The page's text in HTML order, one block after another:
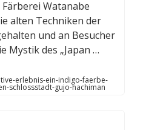
Watanabe
alten Techniken der
und an Besucher
Mystik des „Japan …
erlebnis-ein-indigo-faerbe-
schlossstadt-gujo-hachiman